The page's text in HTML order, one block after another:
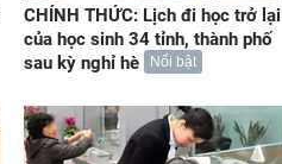
CHÍNH THỨC: Lịch đi học trở lại
của học sinh 34 tỉnh, thành phố
sau kỳ nghỉ hè
Nổi bật